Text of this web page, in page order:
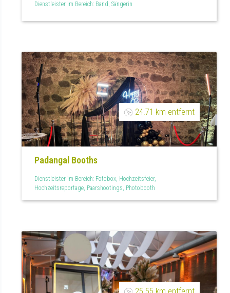
Dienstleister im Bereich: Band, Sängerin
24.71 km entfernt
Padangal Booths
Dienstleister im Bereich: Fotobox, Hochzeitsfeier,
Hochzeitsreportage, Paarshootings, Photobooth
25.55 km entfernt